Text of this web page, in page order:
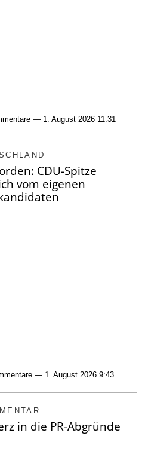
— 1. August 2026 11:31
CDU-Spitze
vom eigenen
— 1. August 2026 9:43
in die PR-Abgründe